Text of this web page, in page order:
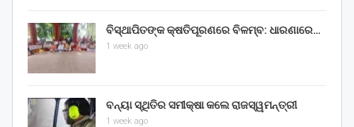
ବିସ୍ଥାପିତଙ୍କ କ୍ଷତିପୂରଣରେ ବିଳମ୍ବ: ଧାରଣାରେ…
1 week ago
ବନ୍ୟା ସ୍ଥିତିର ସମୀକ୍ଷା କଲେ ରାଜସ୍ୱମନ୍ତ୍ରୀ
1 week ago